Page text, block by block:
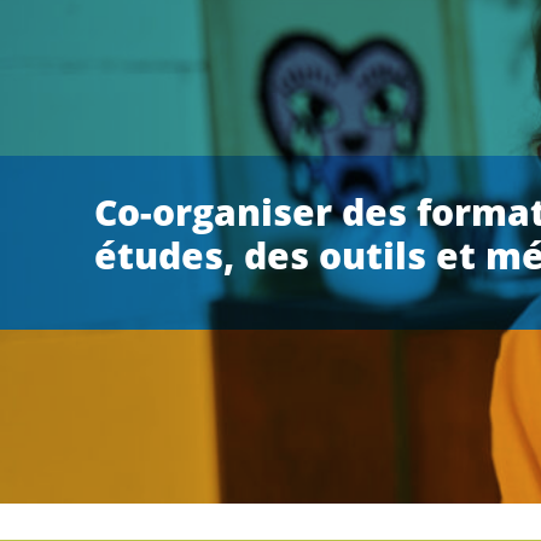
Co-organiser des
études, des outils et